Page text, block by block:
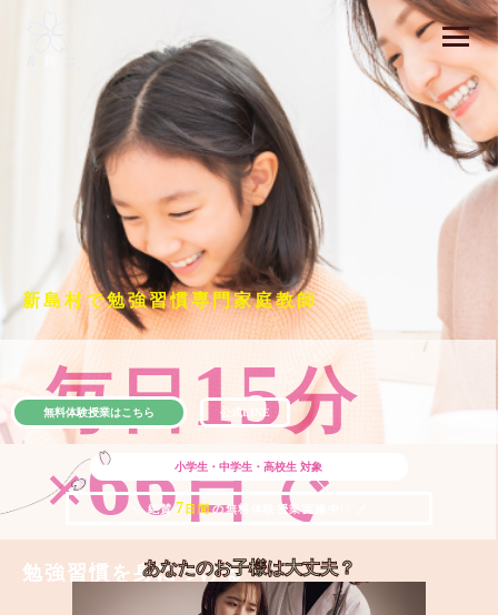
新島村で勉強習慣専門家庭教師
毎日15分
×66日で
勉強習慣を身につける
小学生・中学生・高校生 対象
＼ 絶賛 7 日間の無料体験授業実施中!! ／
無料体験授業はこちら 公式LINE
あなたのお子様は大丈夫？